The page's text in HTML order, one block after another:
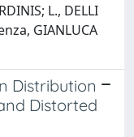
L., DELLI
GIANLUCA
Distribution
Distorted